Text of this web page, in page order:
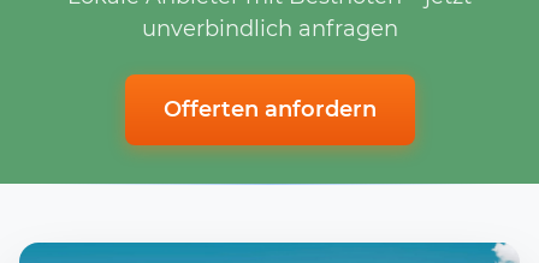
unverbindlich anfragen
Offerten anfordern